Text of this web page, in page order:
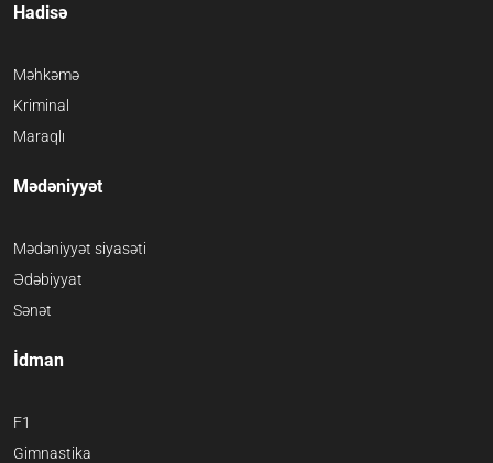
Hadisə
Məhkəmə
Kriminal
Maraqlı
Mədəniyyət
Mədəniyyət siyasəti
Ədəbiyyat
Sənət
İdman
F1
Gimnastika